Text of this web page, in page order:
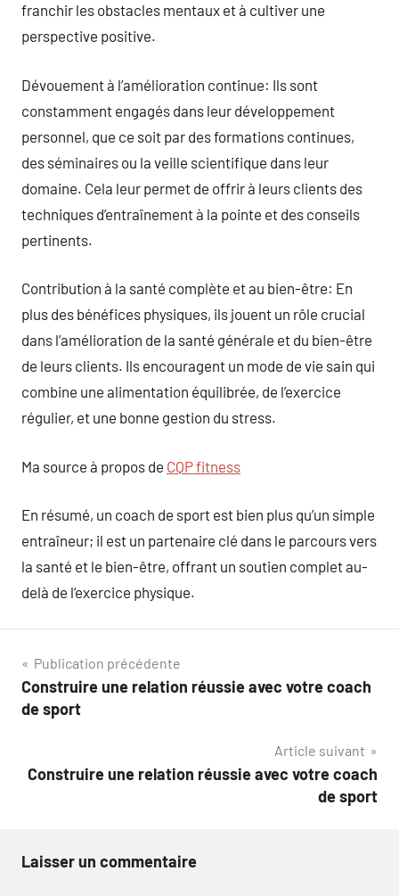
franchir les obstacles mentaux et à cultiver une
perspective positive.
Dévouement à l’amélioration continue: Ils sont
constamment engagés dans leur développement
personnel, que ce soit par des formations continues,
des séminaires ou la veille scientifique dans leur
domaine. Cela leur permet de offrir à leurs clients des
techniques d’entraînement à la pointe et des conseils
pertinents.
Contribution à la santé complète et au bien-être: En
plus des bénéfices physiques, ils jouent un rôle crucial
dans l’amélioration de la santé générale et du bien-être
de leurs clients. Ils encouragent un mode de vie sain qui
combine une alimentation équilibrée, de l’exercice
régulier, et une bonne gestion du stress.
Ma source à propos de CQP fitness
En résumé, un coach de sport est bien plus qu’un simple
entraîneur; il est un partenaire clé dans le parcours vers
la santé et le bien-être, offrant un soutien complet au-
delà de l’exercice physique.
Navigation
de
Publication précédente
Construire une relation réussie avec votre coach
de sport
Article suivant
Construire une relation réussie avec votre coach
de sport
Laisser un commentaire